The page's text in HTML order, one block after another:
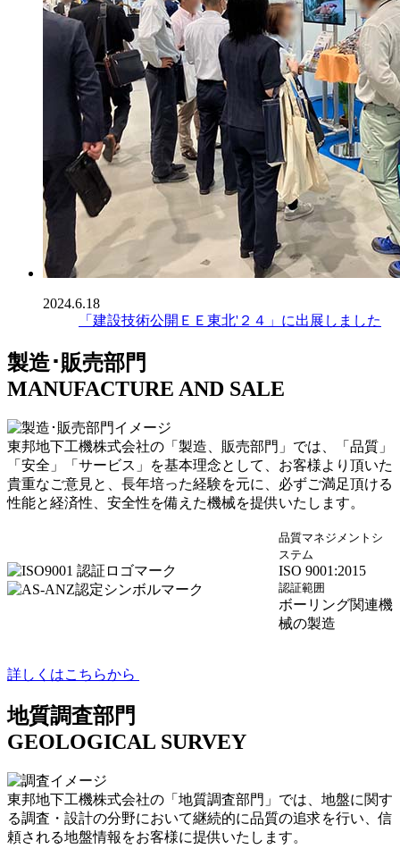
2024.6.18
「建設技術公開ＥＥ東北'２４」に出展しました
製造･販売部門
MANUFACTURE AND SALE
東邦地下工機株式会社の「製造、販売部門」では、「品質」
「安全」「サービス」を基本理念として、お客様より頂いた
貴重なご意見と、長年培った経験を元に、必ずご満足頂ける
性能と経済性、安全性を備えた機械を提供いたします。
品質マネジメントシ
ステム
ISO 9001:2015
認証範囲
ボーリング関連機
械の製造
詳しくはこちらから
地質調査部門
GEOLOGICAL SURVEY
東邦地下工機株式会社の「地質調査部門」では、地盤に関す
る調査・設計の分野において継続的に品質の追求を行い、信
頼される地盤情報をお客様に提供いたします。